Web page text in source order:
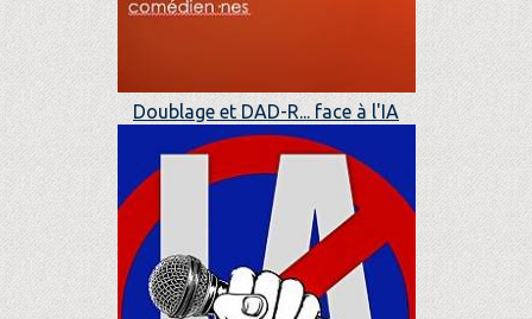
Doublage et DAD-R... face à l'IA